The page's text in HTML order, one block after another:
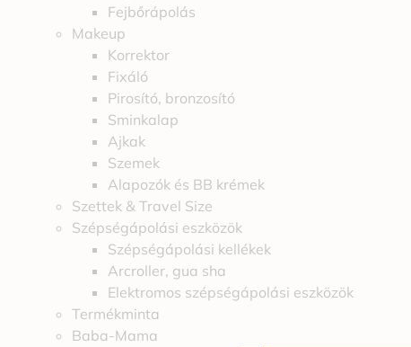
Fejbőrápolás
Makeup
Korrektor
Fixáló
Pirosító, bronzosító
Sminkalap
Ajkak
Szemek
Alapozók és BB krémek
Szettek & Travel Size
Szépségápolási eszközök
Szépségápolási kellékek
Arcroller, gua sha
Elektromos szépségápolási eszközök
Termékminta
Baba-Mama